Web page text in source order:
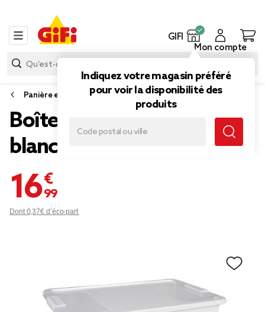
GIFI
Indiquez votre magasin préféré
pour voir la disponibilité des
produits
Mon compte
Panière et boîte de rangement
Boîte de rangement 40 L
blanc
16,99 €
Dont 0,37€ d’éco-part